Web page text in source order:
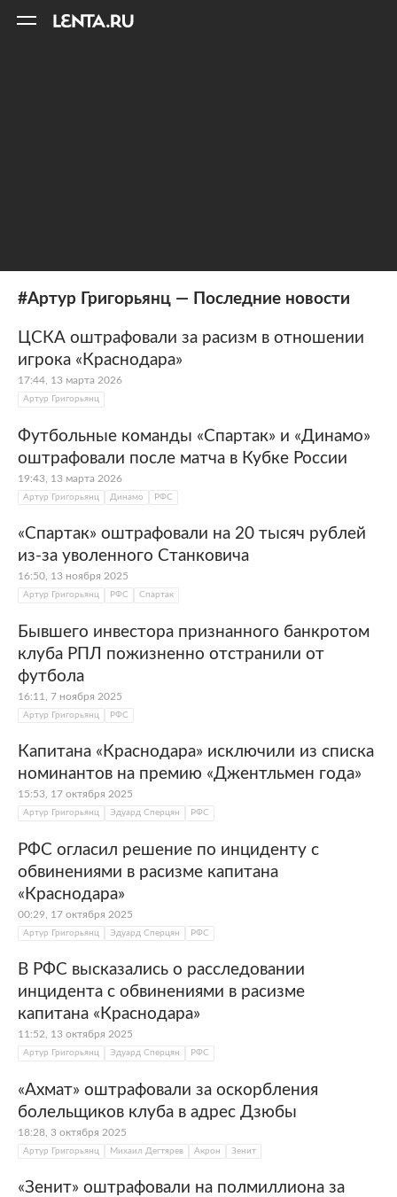
#Артур Григорьянц — Последние новости
ЦСКА оштрафовали за расизм в отношении
игрока «Краснодара»
17:44, 13 марта 2026
Артур Григорьянц
Футбольные команды «Спартак» и «Динамо»
оштрафовали после матча в Кубке России
19:43, 13 марта 2026
Артур Григорьянц Динамо РФС
«Спартак» оштрафовали на 20 тысяч рублей
из-за уволенного Станковича
16:50, 13 ноября 2025
Артур Григорьянц РФС Спартак
Бывшего инвестора признанного банкротом
клуба РПЛ пожизненно отстранили от
футбола
16:11, 7 ноября 2025
Артур Григорьянц РФС
Капитана «Краснодара» исключили из списка
номинантов на премию «Джентльмен года»
15:53, 17 октября 2025
Артур Григорьянц Эдуард Сперцян РФС
РФС огласил решение по инциденту с
обвинениями в расизме капитана
«Краснодара»
00:29, 17 октября 2025
Артур Григорьянц Эдуард Сперцян РФС
В РФС высказались о расследовании
инцидента с обвинениями в расизме
капитана «Краснодара»
11:52, 13 октября 2025
Артур Григорьянц Эдуард Сперцян РФС
«Ахмат» оштрафовали за оскорбления
болельщиков клуба в адрес Дзюбы
18:28, 3 октября 2025
Артур Григорьянц Михаил Дегтярев Акрон Зенит
«Зенит» оштрафовали на полмиллиона за